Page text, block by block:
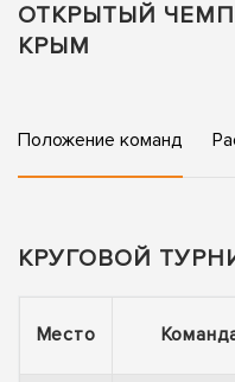
ОТКРЫТЫЙ
КРЫМ
Положение команд
КРУГОВОЙ
Место